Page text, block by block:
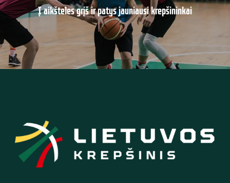
Į aikšteles grįš ir patys jauniausi krepšininkai